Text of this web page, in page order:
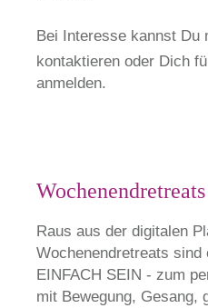
Bei Interesse kannst Du
kontaktieren oder Dich
anmelden.
Wochenendretreats
Raus aus der digitalen
Wochenendretreats sind
EINFACH SEIN - zum
mit Bewegung, Gesang,